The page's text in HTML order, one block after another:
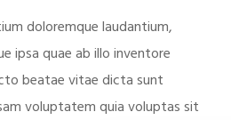
doloremque laudantium,
ipsa quae ab illo inventore
beatae vitae dicta sunt
voluptatem quia voluptas sit